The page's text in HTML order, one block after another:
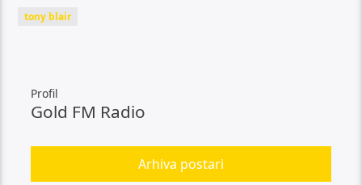
tony blair
Profil
Gold FM Radio
Arhiva postari